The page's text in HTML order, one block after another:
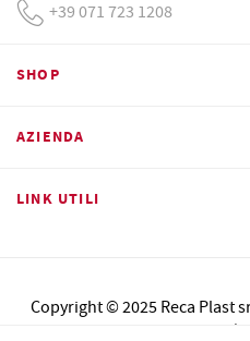
+39 071 723 1208
SHOP
AZIENDA
LINK UTILI
Copyright © 2025 Reca Plast
sociale € 100.000 i.v. |